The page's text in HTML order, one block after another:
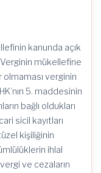
kanunda açık
mükellefine
verginin
5. maddesinin
bağlı oldukları
sicil kayıtları
kişiliğinin
ihlal
ve cezaların